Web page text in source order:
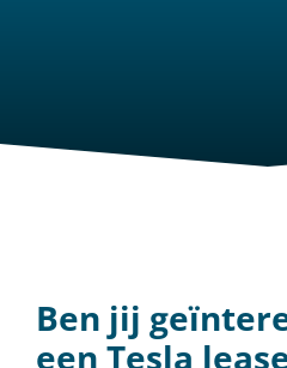
Ben jij
een Tesla